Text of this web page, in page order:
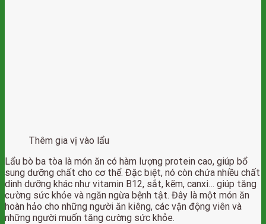
Thêm gia vị vào lẩu
Lẩu bò ba tòa là món ăn có hàm lượng protein cao, giúp bổ
sung dưỡng chất cho cơ thể. Đặc biệt, nó còn chứa nhiều chất
dinh dưỡng khác như vitamin B12, sắt, kẽm, canxi… giúp tăng
cường sức khỏe và ngăn ngừa bệnh tật. Đây là một món ăn
hoàn hảo cho những người ăn kiêng, các vận động viên và
những người muốn tăng cường sức khỏe.